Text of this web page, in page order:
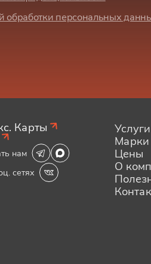
обработки персональных
Карты
нам
сетях
Услуги
Марки
Цены
О